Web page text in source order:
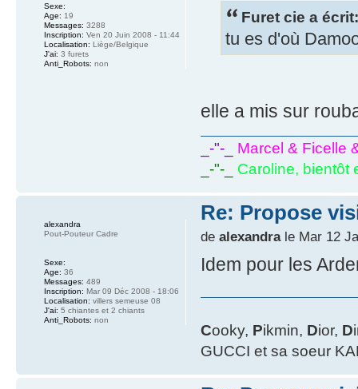
Furet cie a écrit:
tu es d'où
elle a mis sur
_-"-_
Marcel & Ficelle
_-"-_
Caroline, bientôt
Sexe:
Age: 19
Messages: 3288
Inscription: Ven 20 Juin 2008 - 11:44
Localisation: Liège/Belgique
J'ai: 3 furets
Anti_Robots: non
Re: Propose
de alexandrale Mar 12
Idem pour les
Cooky, Pikmin, Dior, D
GUCCI et sa soeur
alexandra
Pout-Pouteur Cadre
Sexe:
Age: 36
Messages: 489
Inscription: Mar 09 Déc 2008 - 18:06
Localisation: villers semeuse 08
J'ai: 5 chiantes et 2 chiants
Anti_Robots: non